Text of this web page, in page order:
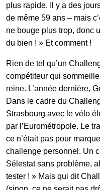
plus rapide. Il y a des
de même 59 ans – mais
ne bouge plus trop, donc
du bien ! » Et comment !
Rien de tel qu’un
compétiteur qui
reine. L’année dernière,
Dans le cadre du
Strasbourg avec le vélo
par l’Eurométropole. Le
ce n’était pas pour
challenge personnel. Un
Sélestat sans problème,
tester ! » Mais qui dit